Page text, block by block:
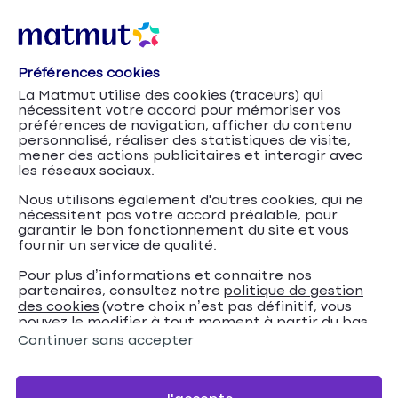
Accueil Assurance Habitation Conseils
Comment bien
préparer son jardin pour l’hiver ?
Comment bien préparer
Préférences cookies
La Matmut utilise des cookies (traceurs) qui
nécessitent votre accord pour mémoriser vos
préférences de navigation, afficher du contenu
personnalisé, réaliser des statistiques de visite,
mener des actions publicitaires et interagir avec
les réseaux sociaux.
Nous utilisons également d'autres cookies, qui ne
nécessitent pas votre accord préalable, pour
garantir le bon fonctionnement du site et vous
fournir un service de qualité.
Pour plus d’informations et connaitre nos
partenaires, consultez notre politique de gestion
des cookies (votre choix n’est pas définitif, vous
pouvez le modifier à tout moment à partir du bas
de page de notre site).
Continuer sans accepter